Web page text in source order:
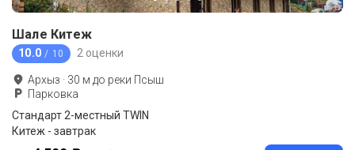
Шале Китеж
10.0 / 10 2 оценки
Архыз · 30 м до реки Псыш
Парковка
Стандарт 2-местный TWIN
Китеж - завтрак